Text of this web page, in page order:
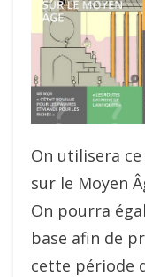
On utilisera
sur le Moyen
On pourra
base afin de
cette période